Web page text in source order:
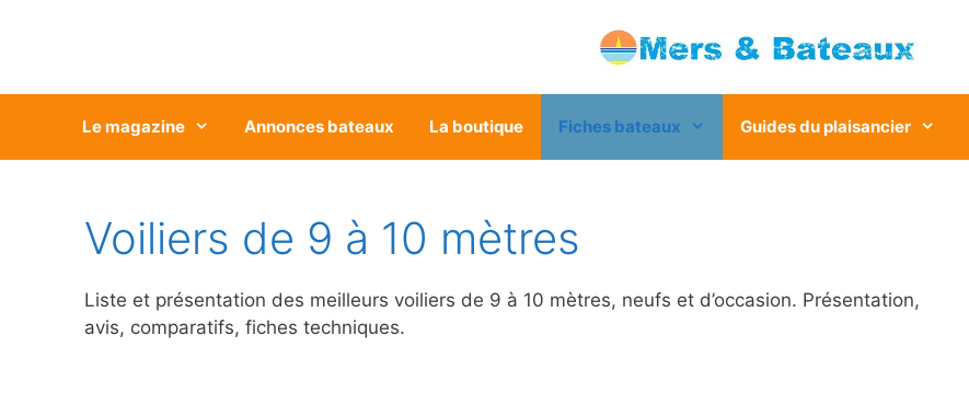
Le magazine Annonces bateaux La boutique Fiches bateaux Guides du plaisancier
Voiliers de 9 à 10 mètres
Liste et présentation des meilleurs voiliers de 9 à 10 mètres, neufs et d’occasion. Présentation,
avis, comparatifs, fiches techniques.